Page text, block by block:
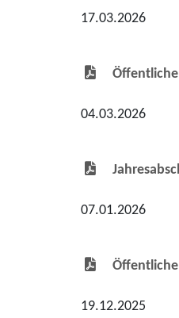
17.03.2026
04.03.2026
07.01.2026
19.12.2025